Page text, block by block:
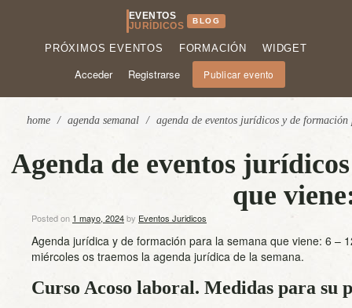
EVENTOS
JURÍDICOS
BLOG
PRÓXIMOS EVENTOS FORMACIÓN WIDGET
Acceder Registrarse Publicar evento
home / agenda semanal / agenda de eventos jurídicos y de
Agenda de eventos
que
Posted on 1 mayo, 2024by Eventos Juridicos
Agenda jurídica y de formación para la semana que viene: 6 –
miércoles os traemos la agenda jurídica de la semana.
Curso Acoso laboral. Medidas para su